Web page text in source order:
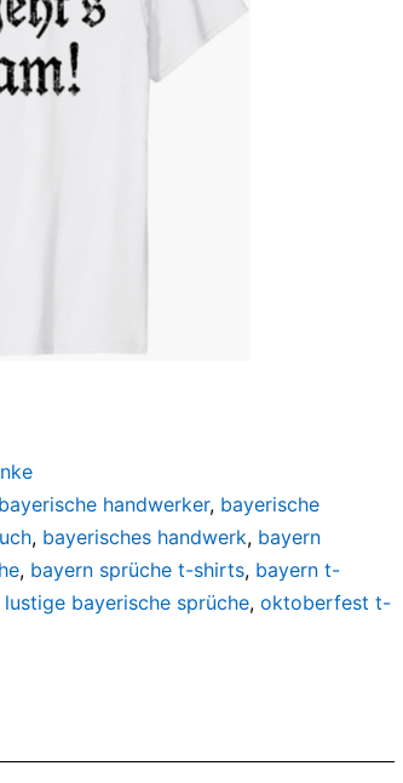
bayerische handwerker, bayerische
, bayerisches handwerk, bayern
, bayern sprüche t-shirts, bayern t-
lustige bayerische sprüche, oktoberfest t-